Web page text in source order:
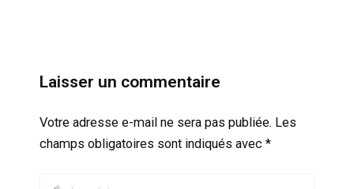
Laisser un commentaire
Votre adresse e-mail ne sera pas publiée. Les
champs obligatoires sont indiqués avec *